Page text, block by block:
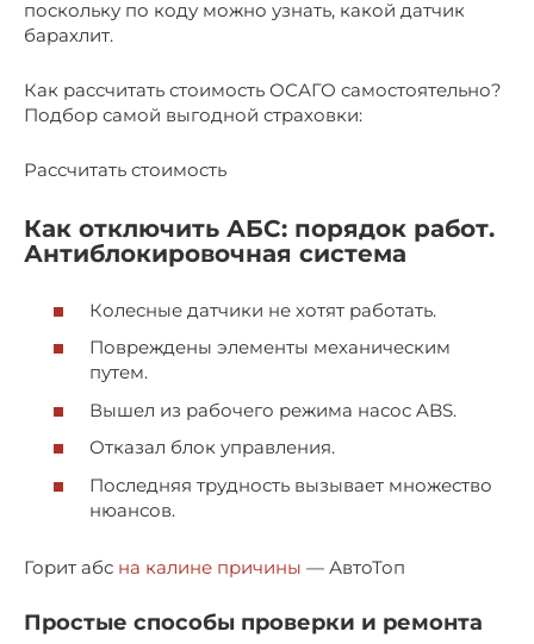
поскольку по коду можно узнать, какой датчик
барахлит.
Как рассчитать стоимость ОСАГО самостоятельно?
Подбор самой выгодной страховки:
Рассчитать стоимость
Как отключить АБС: порядок работ.
Антиблокировочная система
Колесные датчики не хотят работать.
Повреждены элементы механическим
путем.
Вышел из рабочего режима насос ABS.
Отказал блок управления.
Последняя трудность вызывает множество
нюансов.
Горит абс на калине причины — АвтоТоп
Простые способы проверки и ремонта